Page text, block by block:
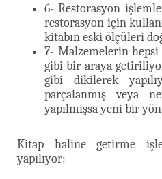
6- Restorasyon
restorasyon için
kitabın eski ölçüleri
7- Malzemelerin hepsi
gibi bir araya
gibi dikilerek
parçalanmış veya
yapılmışsa yeni bir
Kitap haline getirme
yapılıyor: